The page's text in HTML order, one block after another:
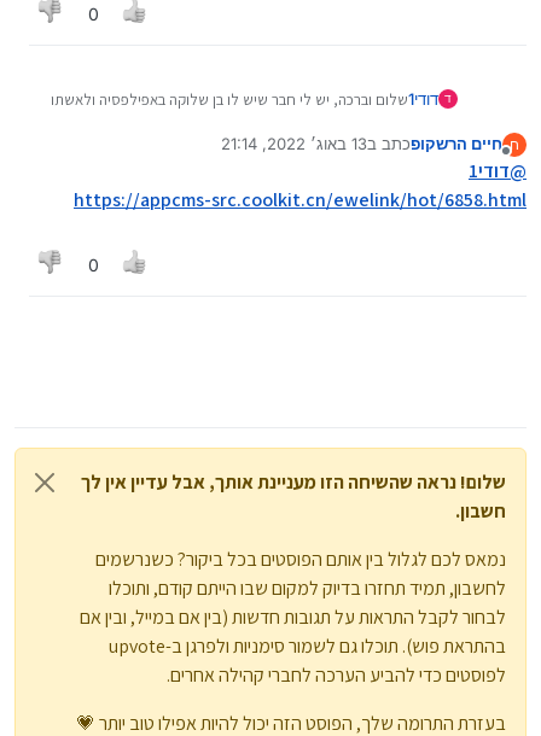
0
ד דודי1 שלום וברכה, יש לי חבר שיש לו בן שלוקה באפילפסיה ולאשתו
ביקש ממני לבדוק האם יש אפליקציה שכל הזמן מצלמת ואפשר
תודה לכולם ושכולם פה יהיו בריאים תמיד.
ח
מנותק
חיים הרשקופכתב ב13 באוג׳ 2022, 21:14
נערך לאחרונה על ידי
@דודי1
https://appcms-src.coolkit.cn/ewelink/hot/6858.html
0
שלום! נראה שהשיחה הזו מעניינת אותך, אבל עדיין אין לך
חשבון.
נמאס לכם לגלול בין אותם הפוסטים בכל ביקור? כשנרשמים
לחשבון, תמיד תחזרו בדיוק למקום שבו הייתם קודם, ותוכלו
לבחור לקבל התראות על תגובות חדשות (בין אם במייל, ובין אם
בהתראת פוש). תוכלו גם לשמור סימניות ולפרגן ב-upvote
לפוסטים כדי להביע הערכה לחברי קהילה אחרים.
בעזרת התרומה שלך, הפוסט הזה יכול להיות אפילו טוב יותר 💗